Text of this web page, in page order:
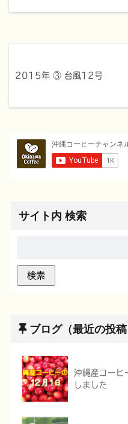
2015年 ③ 台風12号
サイト内 検索
ブログ（最近の投稿
沖縄産コーヒ
しました